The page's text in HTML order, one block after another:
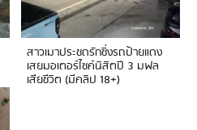
สาวเมาประชดรักซิ่งรถป้ายแดง
เสยมอเตอร์ไซค์นิสิตปี 3 มฟล
เสียชีวิต (มีคลิป 18+)